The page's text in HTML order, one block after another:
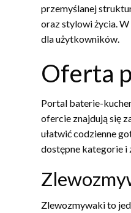
przemyślanej
oraz stylowi życia.
dla użytkowników.
Oferta
Portal baterie-
ofercie znajdują się
ułatwić codzienne
dostępne kategorie i
Zlewozmywaki to